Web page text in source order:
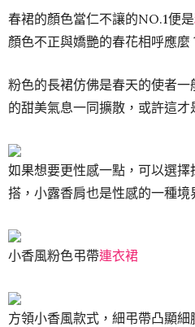
春裙的顏色當仁不讓的NO.1便是
顏色不正與嬌艷的春花相呼應麼
粉色的長裙仿佛是春天的使者
的甜美氣息一同擴散，或許這才
如果想要更性感一點，可以選
搭，小露香肩也是性感的一種境
小香風粉色弔帶連衣裙
方領小香風款式，細弔帶凸顯細